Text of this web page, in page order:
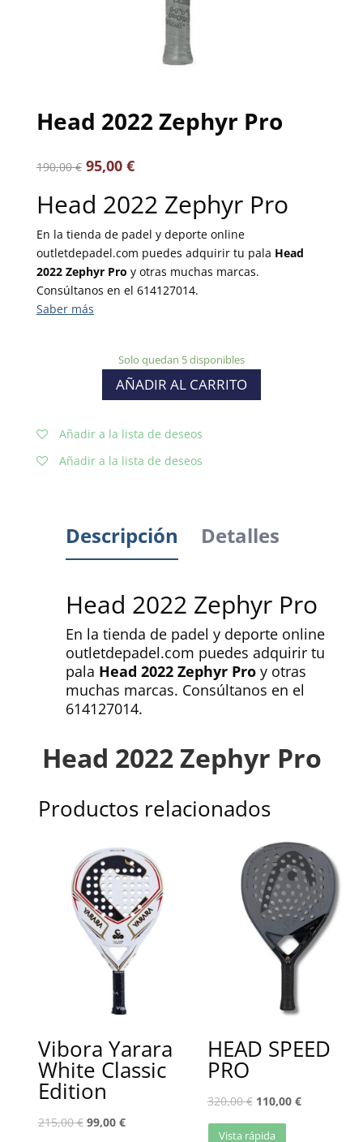
Head 2022 Zephyr Pro
190,00€ 95,00 €
Head 2022 Zephyr Pro
En la tienda de padel y deporte online
outletdepadel.com puedes adquirir tu pala Head
2022 Zephyr Pro y otras muchas marcas.
Consúltanos en el 614127014.
Solo quedan 5 disponibles
AÑADIR AL CARRITO
Añadir a la lista de deseos
Añadir a la lista de deseos
Descripción Detalles
Head 2022 Zephyr Pro
En la tienda de padel y deporte online
outletdepadel.com puedes adquirir tu
pala Head 2022 Zephyr Proy otras
muchas marcas. Consúltanos en el
614127014.
Head 2022 Zephyr Pro
Productos relacionados
Vibora Yarara
White Classic
Edition
215,00€ 99,00 €
HEAD SPEED
PRO
320,00€ 110,00 €
Vista rápida